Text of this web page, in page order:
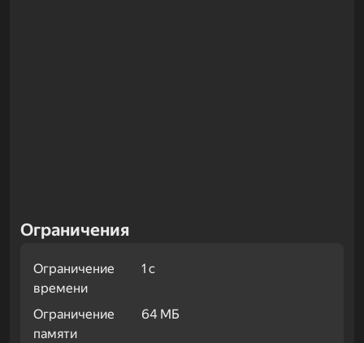
Ограничения
Ограничение
времени
1 с
Ограничение
памяти
64 МБ